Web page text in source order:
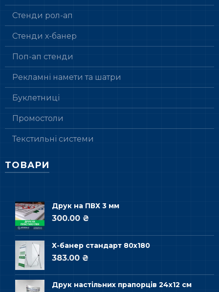
Стенди рол-ап
Стенди х-банер
Поп-ап стенди
Рекламні намети та шатри
Буклетниці
Промостоли
Текстильні системи
ТОВАРИ
Друк на ПВХ 3 мм
300.00 ₴
Х-банер стандарт 80х180
383.00 ₴
Друк настільних прапорців 24х12 см